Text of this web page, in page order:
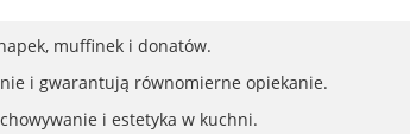
muffinek i donatów.
i gwarantują równomierne opiekanie.
i estetyka w kuchni.